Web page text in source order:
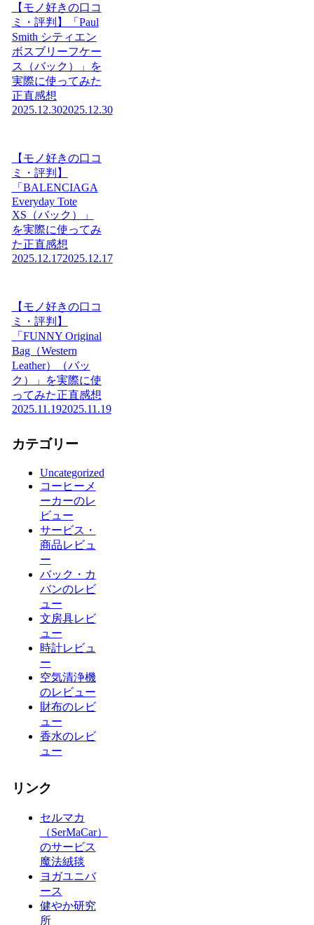
【モノ好きの口コ
ミ・評判】「Paul
Smith シティエン
ボスブリーフケー
ス（バック）」を
実際に使ってみた
正直感想
2025.12.302025.12.30
【モノ好きの口コ
ミ・評判】
「BALENCIAGA
Everyday Tote
XS（バック）」
を実際に使ってみ
た正直感想
2025.12.172025.12.17
【モノ好きの口コ
ミ・評判】
「FUNNY Original
Bag（Western
Leather）（バッ
ク）」を実際に使
ってみた正直感想
2025.11.192025.11.19
カテゴリー
Uncategorized
コーヒーメ
ーカーのレ
ビュー
サービス・
商品レビュ
ー
バック・カ
バンのレビ
ュー
文房具レビ
ュー
時計レビュ
ー
空気清浄機
のレビュー
財布のレビ
ュー
香水のレビ
ュー
リンク
セルマカ
（SerMaCar）
のサービス
魔法絨毯
ヨガユニバ
ース
健やか研究
所